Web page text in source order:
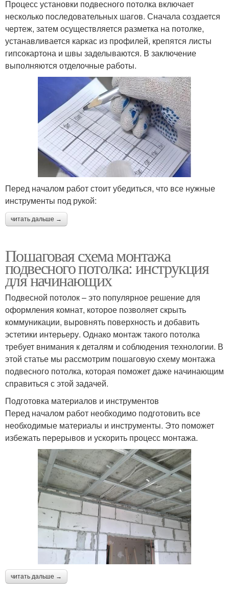
Процесс установки подвесного потолка включает
несколько последовательных шагов. Сначала создается
чертеж, затем осуществляется разметка на потолке,
устанавливается каркас из профилей, крепятся листы
гипсокартона и швы заделываются. В заключение
выполняются отделочные работы.
Перед началом работ стоит убедиться, что все нужные
инструменты под рукой:
читать дальше →
Пошаговая схема монтажа
подвесного потолка: инструкция
для начинающих
Подвесной потолок – это популярное решение для
оформления комнат, которое позволяет скрыть
коммуникации, выровнять поверхность и добавить
эстетики интерьеру. Однако монтаж такого потолка
требует внимания к деталям и соблюдения технологии. В
этой статье мы рассмотрим пошаговую схему монтажа
подвесного потолка, которая поможет даже начинающим
справиться с этой задачей.
Подготовка материалов и инструментов
Перед началом работ необходимо подготовить все
необходимые материалы и инструменты. Это поможет
избежать перерывов и ускорить процесс монтажа.
читать дальше →